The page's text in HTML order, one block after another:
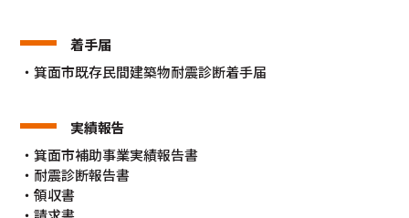
着手届
・箕面市既存民間建築物耐震診断着手届
実績報告
・箕面市補助事業実績報告書
・耐震診断報告書
・領収書